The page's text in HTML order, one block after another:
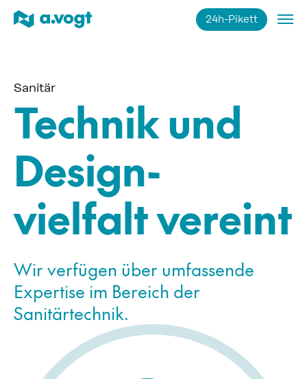
24h-Pikett
Impressum Datenschutz
Sanitär
Technik und
Design-
vielfalt vereint
Wir verfügen über umfassende
Expertise im Bereich der
Sanitärtechnik.